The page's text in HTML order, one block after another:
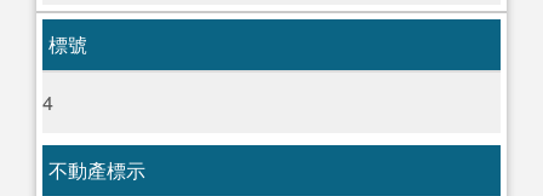
標號
4
不動產標示